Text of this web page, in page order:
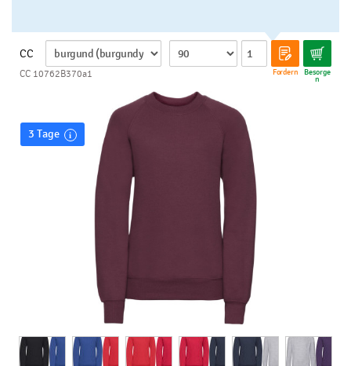
CC
Fordern Besorge
n
CC 10762B370a1
3 Tage